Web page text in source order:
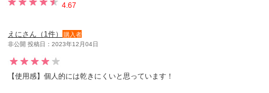
4.67
えにさん（1件）
購入者
非公開 投稿日：2023年12月04日
【使用感】個人的には乾きにくいと思っています！